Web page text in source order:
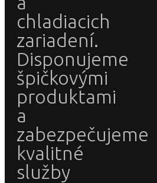
chladiacich
zariadení.
Disponujeme
špičkovými
produktami
a
zabezpečujeme
kvalitné
služby